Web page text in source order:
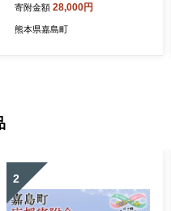
寄附金額 28,000円
熊本県嘉島町
2